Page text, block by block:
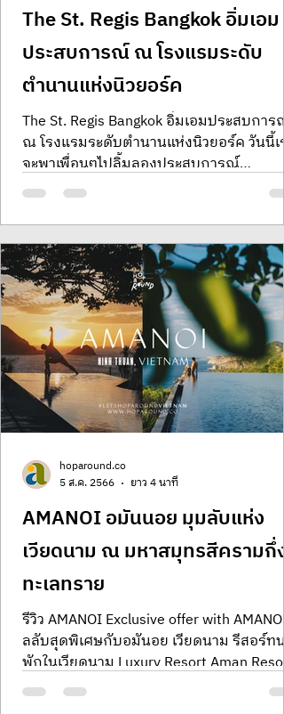
The St. Regis Bangkok อิ่มเอม
ประสบการณ์ ณ โรงแรมระดับ
ตำนานแห่งนิวยอร์ค
The St. Regis Bangkok อิ่มเอมประสบการณ์
ณ โรงแรมระดับตำนานแห่งนิวยอร์ค วันนี้เรา
จะพาเพื่อนๆไปลิ้มลองประสบการณ์
Staycation อันหรูหราและเอร็ดอ
AMANOI อมันนอย มุมลับแห่ง
เวียดนาม ณ มหาสมุทรสีครามกึ่ง
ทะเลทราย
รีวิว AMANOI Exclusive offer with AMANOI
ลลับสุดพิเศษกับอมันอย เวียดนาม รีสอร์ทน่า
พักในเวียดนาม Luxury Resort Aman Resort
Review รีวิวอมันนอย รีวิว Amanoi โปรโมชั่น
hoparound.co
5 ส.ค. 2566
ยาว 4 นาที